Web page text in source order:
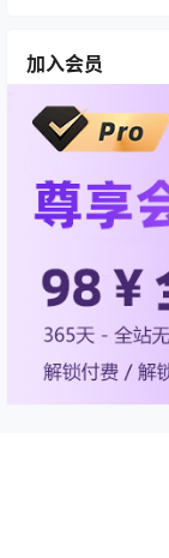
加入会员